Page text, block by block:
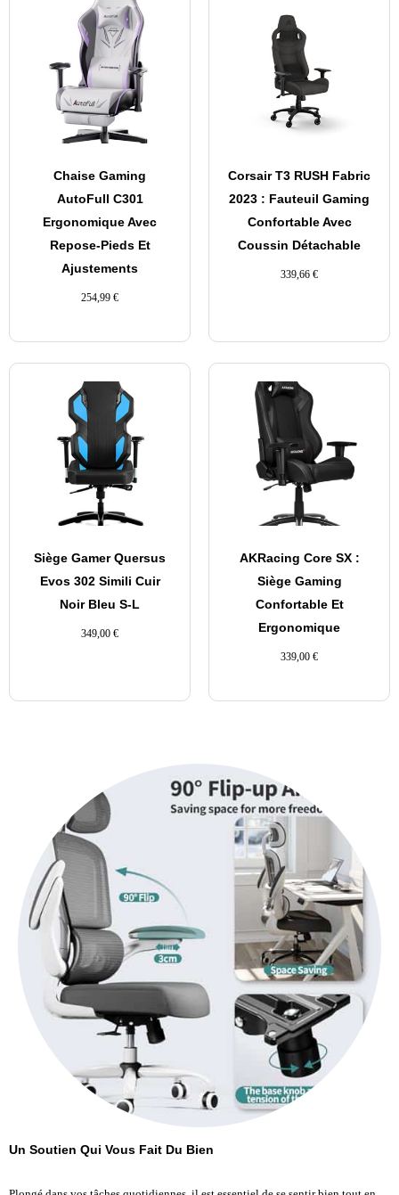
Chaise Gaming
AutoFull C301
Ergonomique Avec
Repose-Pieds Et
Ajustements
254,99 €
Corsair T3 RUSH Fabric
2023 : Fauteuil Gaming
Confortable Avec
Coussin Détachable
339,66 €
Siège Gamer Quersus
Evos 302 Simili Cuir
Noir Bleu S-L
349,00 €
AKRacing Core SX :
Siège Gaming
Confortable Et
Ergonomique
339,00 €
Un Soutien Qui Vous Fait Du Bien